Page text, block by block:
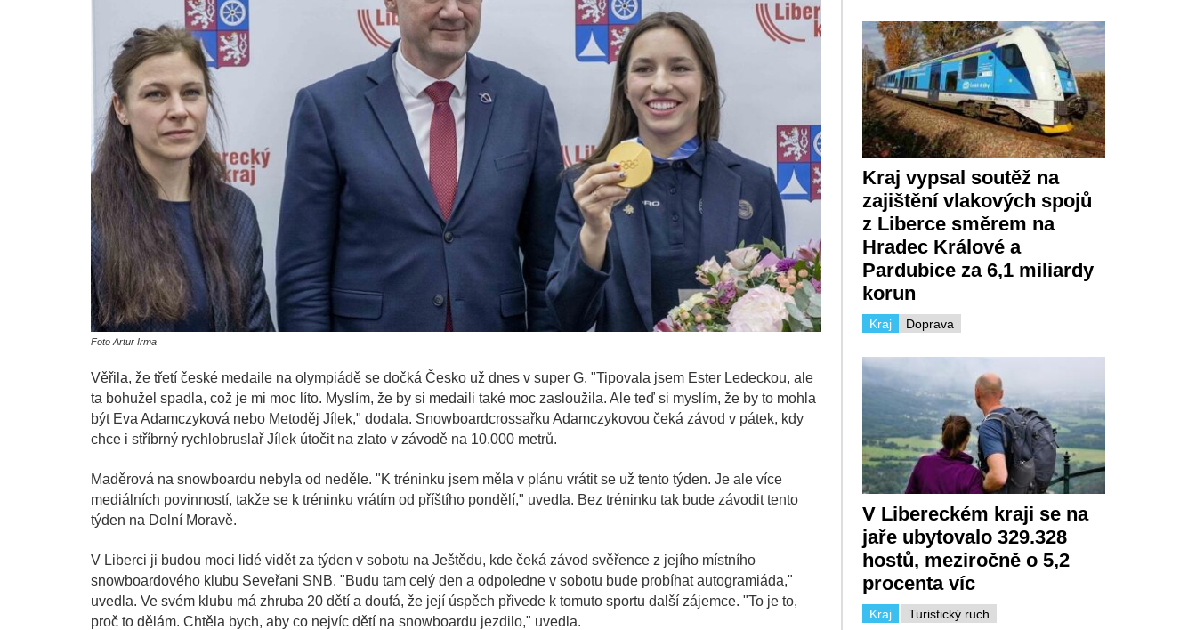
Foto Artur Irma
Věřila, že třetí české medaile na olympiádě se dočká Česko už dnes v super G. "Tipovala jsem Ester Ledeckou, ale
ta bohužel spadla, což je mi moc líto. Myslím, že by si medaili také moc zasloužila. Ale teď si myslím, že by to mohla
být Eva Adamczyková nebo Metoděj Jílek," dodala. Snowboardcrossařku Adamczykovou čeká závod v pátek, kdy
chce i stříbrný rychlobruslař Jílek útočit na zlato v závodě na 10.000 metrů.
Maděrová na snowboardu nebyla od neděle. "K tréninku jsem měla v plánu vrátit se už tento týden. Je ale více
mediálních povinností, takže se k tréninku vrátím od příštího pondělí," uvedla. Bez tréninku tak bude závodit tento
týden na Dolní Moravě.
V Liberci ji budou moci lidé vidět za týden v sobotu na Ještědu, kde čeká závod svěřence z jejího místního
snowboardového klubu Seveřani SNB. "Budu tam celý den a odpoledne v sobotu bude probíhat autogramiáda,"
uvedla. Ve svém klubu má zhruba 20 dětí a doufá, že její úspěch přivede k tomuto sportu další zájemce. "To je to,
proč to dělám. Chtěla bych, aby co nejvíc dětí na snowboardu jezdilo," uvedla.
Kraj vypsal soutěž na
zajištění vlakových spojů
z Liberce směrem na
Hradec Králové a
Pardubice za 6,1 miliardy
korun
Doprava
Kraj
V Libereckém kraji se na
jaře ubytovalo 329.328
hostů, meziročně o 5,2
procenta víc
Kraj Turistický ruch